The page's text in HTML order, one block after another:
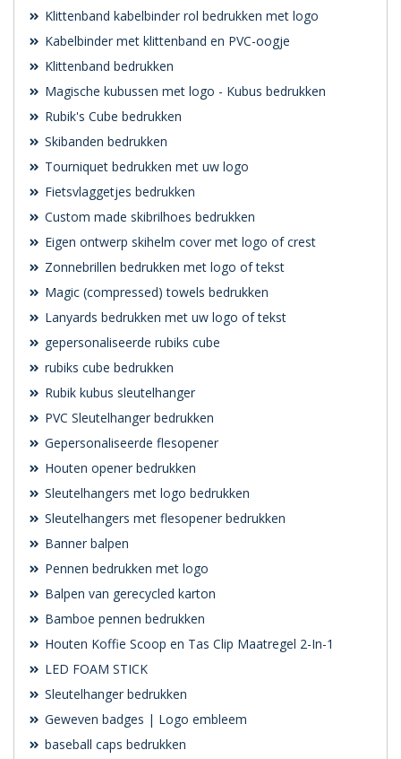
Klittenband kabelbinder rol bedrukken met logo
Kabelbinder met klittenband en PVC-oogje
Klittenband bedrukken
Magische kubussen met logo - Kubus bedrukken
Rubik's Cube bedrukken
Skibanden bedrukken
Tourniquet bedrukken met uw logo
Fietsvlaggetjes bedrukken
Custom made skibrilhoes bedrukken
Eigen ontwerp skihelm cover met logo of crest
Zonnebrillen bedrukken met logo of tekst
Magic (compressed) towels bedrukken
Lanyards bedrukken met uw logo of tekst
gepersonaliseerde rubiks cube
rubiks cube bedrukken
Rubik kubus sleutelhanger
PVC Sleutelhanger bedrukken
Gepersonaliseerde flesopener
Houten opener bedrukken
Sleutelhangers met logo bedrukken
Sleutelhangers met flesopener bedrukken
Banner balpen
Pennen bedrukken met logo
Balpen van gerecycled karton
Bamboe pennen bedrukken
Houten Koffie Scoop en Tas Clip Maatregel 2-In-1
LED FOAM STICK
Sleutelhanger bedrukken
Geweven badges | Logo embleem
baseball caps bedrukken